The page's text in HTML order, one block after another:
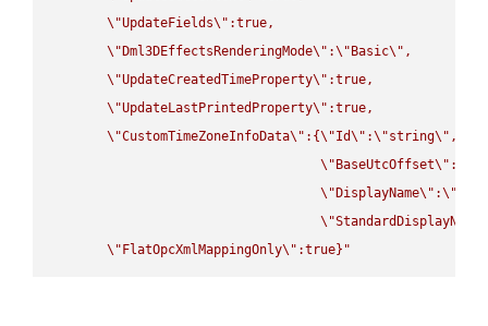
\"UpdateFields\" :true,
\" Dml3DEffectsRenderingMode\" :\" Basic\" ,
\"UpdateCreatedTimeProperty\" :true,
\"UpdateLastPrintedProperty\" :true,
\"CustomTimeZoneInfoData\" :{\"Id\" :\"string\" ,
\" BaseUtcOffset\" :
\" DisplayName\" :\"
\"StandardDisplayName
\" FlatOpcXmlMappingOnly\" :true}"